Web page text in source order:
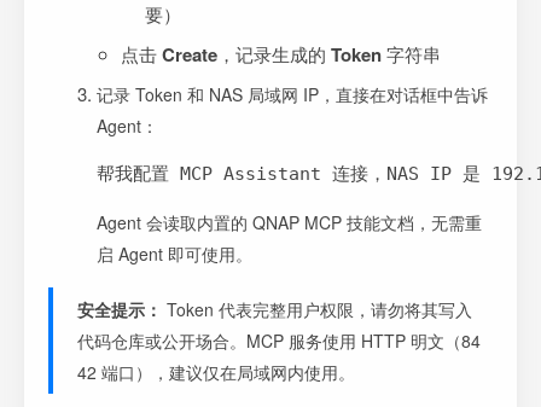
要）
点击Create ，记录生成的 Token字符串
记录 Token 和 NAS 局域网 IP，直接在对话框中告诉
Agent：
帮我配置 MCP Assistant 连接，NAS IP 是
Agent 会读取内置的 QNAP MCP 技能文档，无需重
启 Agent 即可使用。
安全提示： Token 代表完整用户权限，请勿将其写入
代码仓库或公开场合。MCP 服务使用 HTTP 明文（84
42 端口），建议仅在局域网内使用。